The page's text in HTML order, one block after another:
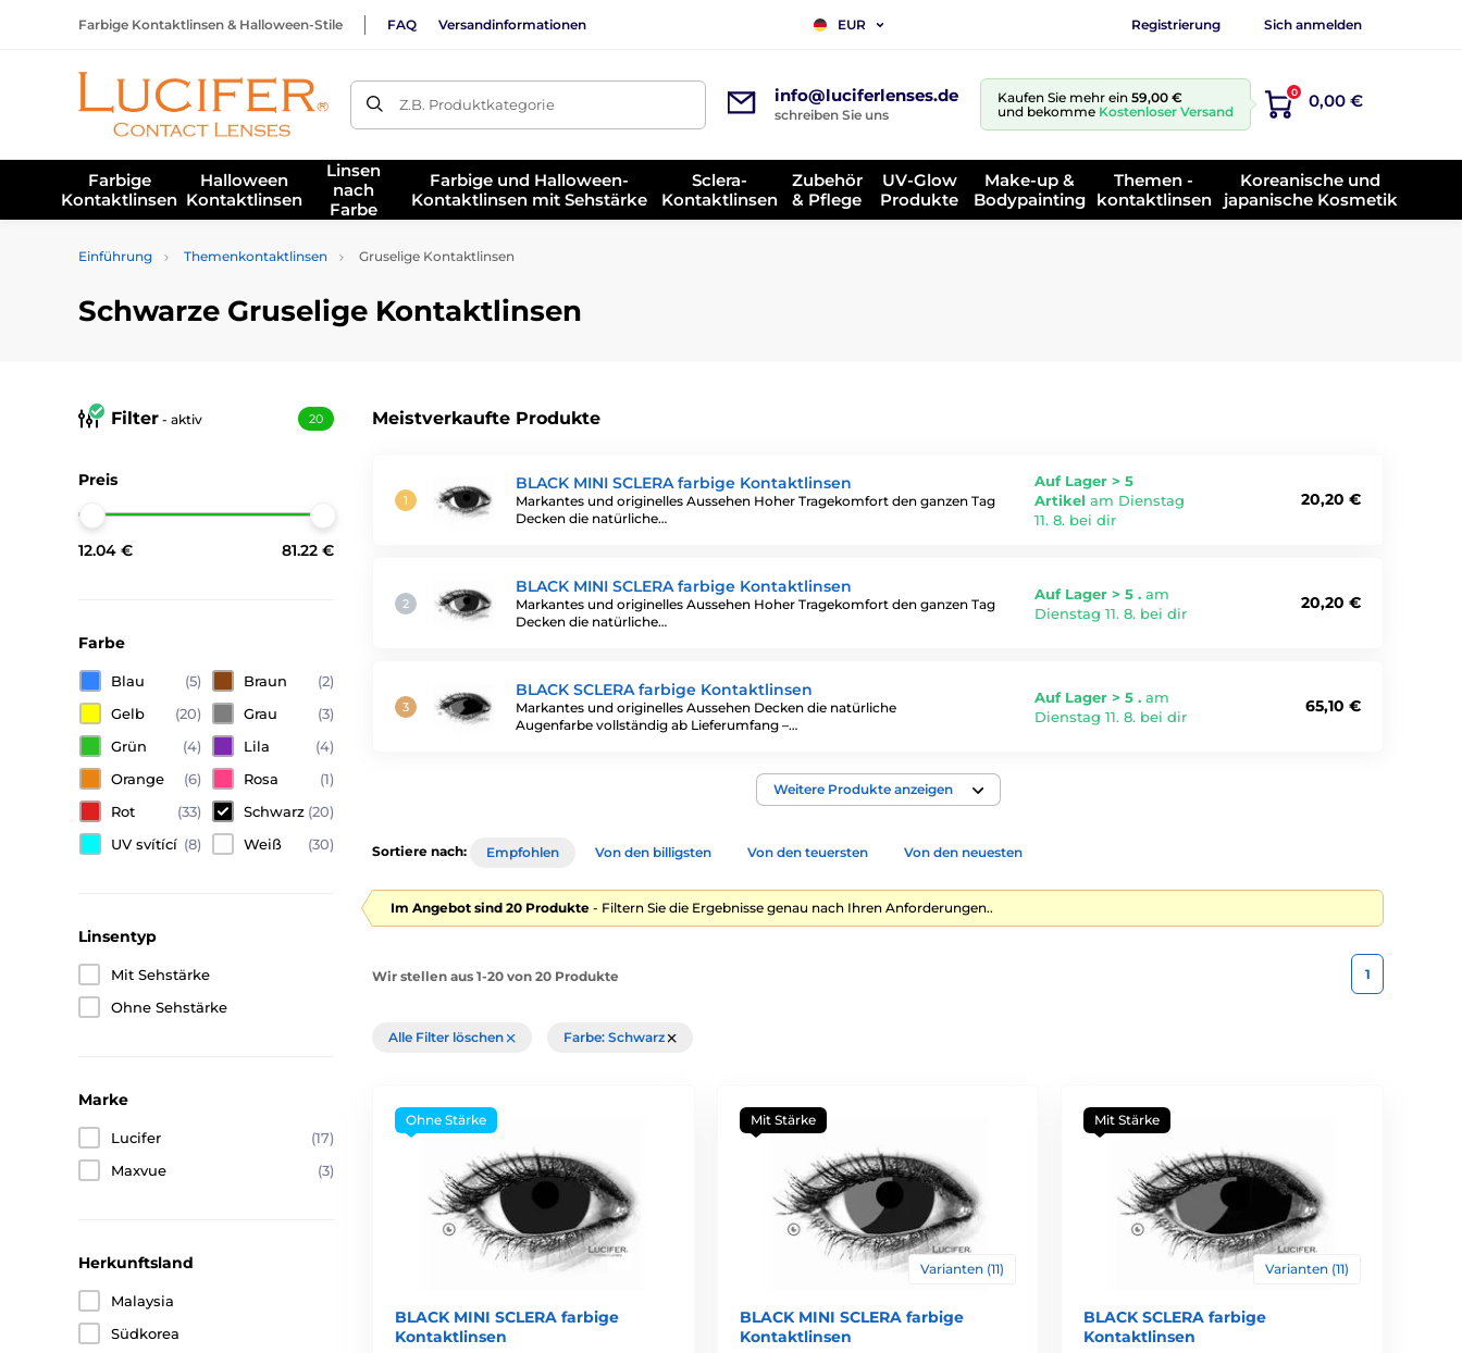
Farbige Kontaktlinsen & Halloween-Stile FAQ Versandinformationen EUR Registrierung Sich anmelden
Z.B. Produktkategorie info@luciferlenses.de
schreiben Sie uns
Kaufen Sie mehr ein 59,00 €
und bekomme Kostenloser Versand
0 0,00 €
Farbige
Kontaktlinsen
Halloween
Kontaktlinsen
Linsen
nach
Farbe
Farbige und Halloween-
Kontaktlinsen mit Sehstärke
Sclera-
Kontaktlinsen
Zubehör
& Pflege
UV-Glow
Produkte
Make-up &
Bodypainting
Themen -
kontaktlinsen
Koreanische und
japanische Kosmetik
Einführung Themenkontaktlinsen Gruselige Kontaktlinsen
Schwarze Gruselige Kontaktlinsen
Meistverkaufte Produkte
BLACK MINI SCLERA farbige Kontaktlinsen
Markantes und originelles Aussehen Hoher Tragekomfort den ganzen Tag
Decken die natürliche…
Auf Lager > 5
Artikel am Dienstag
11. 8. bei dir
20,20 €
BLACK MINI SCLERA farbige Kontaktlinsen
Markantes und originelles Aussehen Hoher Tragekomfort den ganzen Tag
Decken die natürliche…
Auf Lager > 5 . am
Dienstag 11. 8. bei dir
20,20 €
BLACK SCLERA farbige Kontaktlinsen
Markantes und originelles Aussehen Decken die natürliche
Augenfarbe vollständig ab Lieferumfang –…
Auf Lager > 5 . am
Dienstag 11. 8. bei dir
65,10 €
Weitere Produkte anzeigen
Filter - aktiv 20
Preis
12.04 € 81.22 €
Farbe
Blau (5) Braun
(2)
Gelb
(20) Grau
(3)
Grün
(4) Lila
(4)
Orange
(6) Rosa
(1)
Rot
(33) Schwarz (20)
UV svítící (8) Weiß (30)
Linsentyp
Mit Sehstärke
Ohne Sehstärke
Marke
Lucifer
(17)
Maxvue
(3)
Herkunftsland
Malaysia
Südkorea
Sortiere nach: Empfohlen Von den billigsten Von den teuersten Von den neuesten
Im Angebot sind 20 Produkte - Filtern Sie die Ergebnisse genau nach Ihren Anforderungen..
Wir stellen aus 1-20 von 20 Produkte 1
Alle Filter löschen Farbe: Schwarz
Ohne Stärke
BLACK MINI SCLERA farbige
Kontaktlinsen
Mit Stärke
Varianten (11)
BLACK MINI SCLERA farbige
Kontaktlinsen
Mit Stärke
Varianten (11)
BLACK SCLERA farbige
Kontaktlinsen